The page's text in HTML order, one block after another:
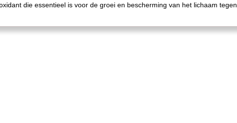
die essentieel is voor de groei en bescherming van het lichaam tegen